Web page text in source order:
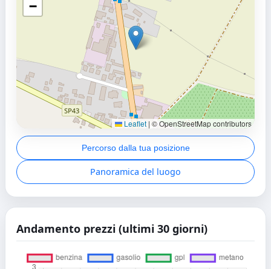
−
Leaflet | © OpenStreetMap contributors
Percorso dalla tua posizione
Panoramica del luogo
Andamento prezzi (ultimi 30 giorni)